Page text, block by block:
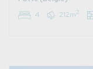
4
212m2